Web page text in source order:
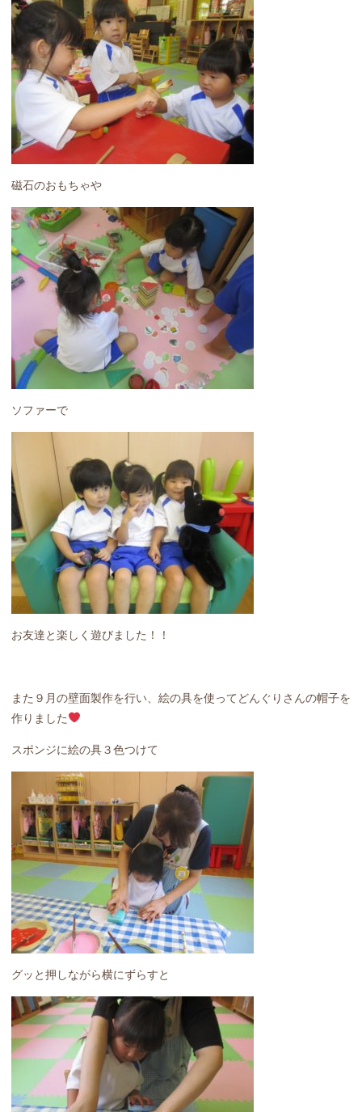
磁石のおもちゃや
ソファーで
お友達と楽しく遊びました！！
また９月の壁面製作を行い、絵の具を使ってどんぐりさんの帽子を
作りました
スポンジに絵の具３色つけて
グッと押しながら横にずらすと